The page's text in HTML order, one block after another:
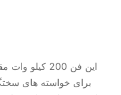
برای خواسته های